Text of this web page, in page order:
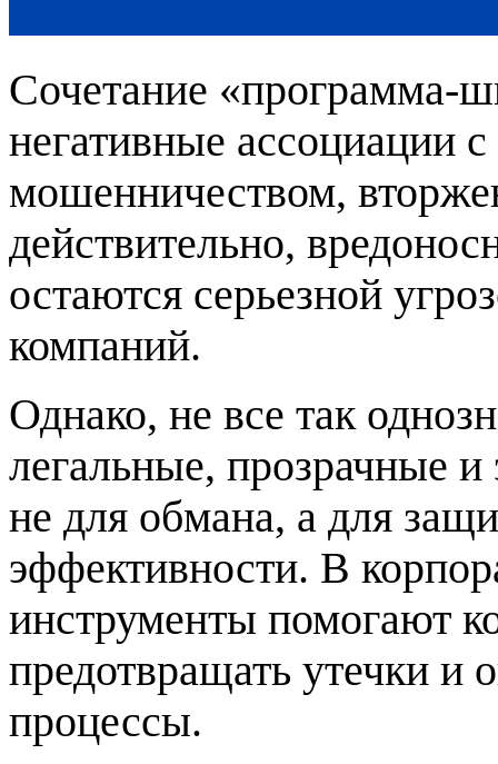
Сочетание «программа-
негативные ассоциации
мошенничеством,
действительно,
остаются серьезной
компаний.
Однако, не все так
легальные, прозрачные
не для обмана, а для
эффективности. В
инструменты помогают
предотвращать утечки и
процессы.